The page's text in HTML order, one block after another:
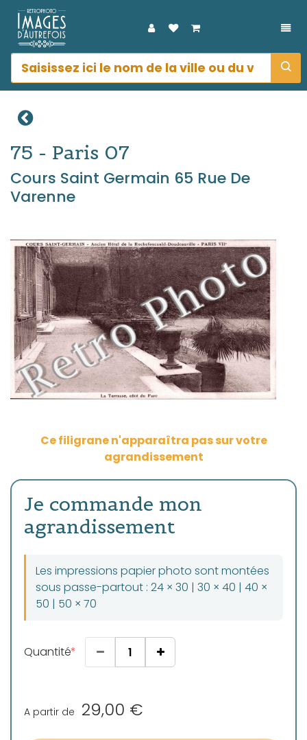
75 - Paris 07
Cours Saint Germain 65 Rue De
Varenne
Ce filigrane n'apparaîtra pas sur votre
agrandissement
Je commande mon
agrandissement
Les impressions papier photo sont montées
sous passe-partout : 24 × 30 | 30 × 40 | 40 ×
50 | 50 × 70
Quantité
A partir de 29,00 €